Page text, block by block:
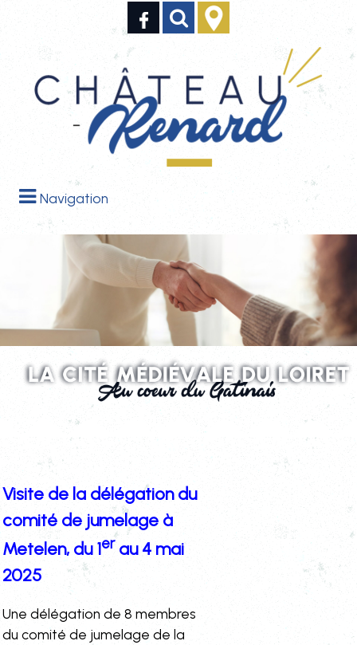
Navigation
Visite de la délégation du
comité de jumelage à
Metelen, du 1erau 4 mai
2025
Une délégation de 8 membres
du comité de jumelage de la